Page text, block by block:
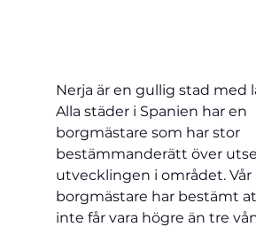
Nerja är en gullig stad med
Alla städer i Spanien har en
borgmästare som har stor
bestämmanderätt över
utvecklingen i området. Vår
borgmästare har bestämt
inte får vara högre än tre